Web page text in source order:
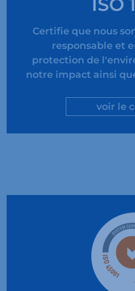
ISO
Certifie que nous
responsable et
protection de
notre impact ainsi
voir le